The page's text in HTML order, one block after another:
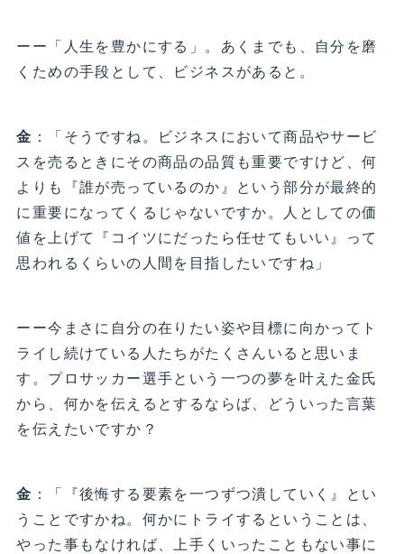
ーー「人生を豊かにする」。あくまでも、自分を磨
くための手段として、ビジネスがあると。
金 ：「そうですね。ビジネスにおいて商品やサービ
スを売るときにその商品の品質も重要ですけど、何
よりも『誰が売っているのか』という部分が最終的
に重要になってくるじゃないですか。人としての価
値を上げて『コイツにだったら任せてもいい』って
思われるくらいの人間を目指したいですね」
ーー今まさに自分の在りたい姿や目標に向かってト
ライし続けている人たちがたくさんいると思いま
す。プロサッカー選手という一つの夢を叶えた金氏
から、何かを伝えるとするならば、どういった言葉
を伝えたいですか？
金 ：「『後悔する要素を一つずつ潰していく』とい
うことですかね。何かにトライするということは、
やった事もなければ、上手くいったこともない事に